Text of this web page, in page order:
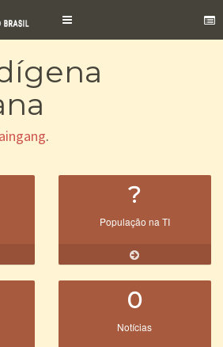
Toggle
.
?
População na TI
0
Notícias